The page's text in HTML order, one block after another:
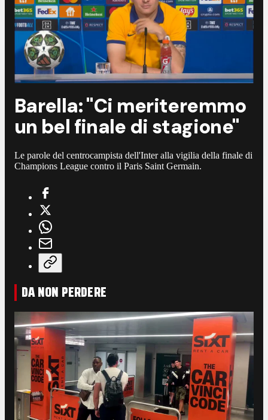
Barella: "Ci meriteremmo
un bel finale di stagione"
Le parole del centrocampista dell'Inter alla vigilia della finale di
Champions League contro il Paris Saint Germain.
DA NON PERDERE